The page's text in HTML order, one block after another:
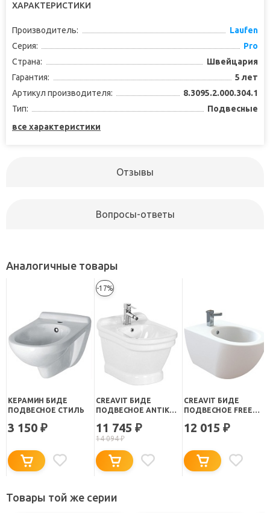
ХАРАКТЕРИСТИКИ
Производитель:
Laufen
Серия:
Pro
Страна:
Швейцария
Гарантия:
5 лет
Артикул производителя:
8.3095.2.000.304.1
Тип:
Подвесные
все характеристики
Отзывы
Вопросы-ответы
Аналогичные товары
КЕРАМИН БИДЕ
ПОДВЕСНОЕ СТИЛЬ
3 150 ₽
-17%
CREAVIT БИДЕ
ПОДВЕСНОЕ ANTIK
11 745 ₽
14 094₽
CREAVIT БИДЕ
ПОДВЕСНОЕ FREE
12 015 ₽
Товары той же серии